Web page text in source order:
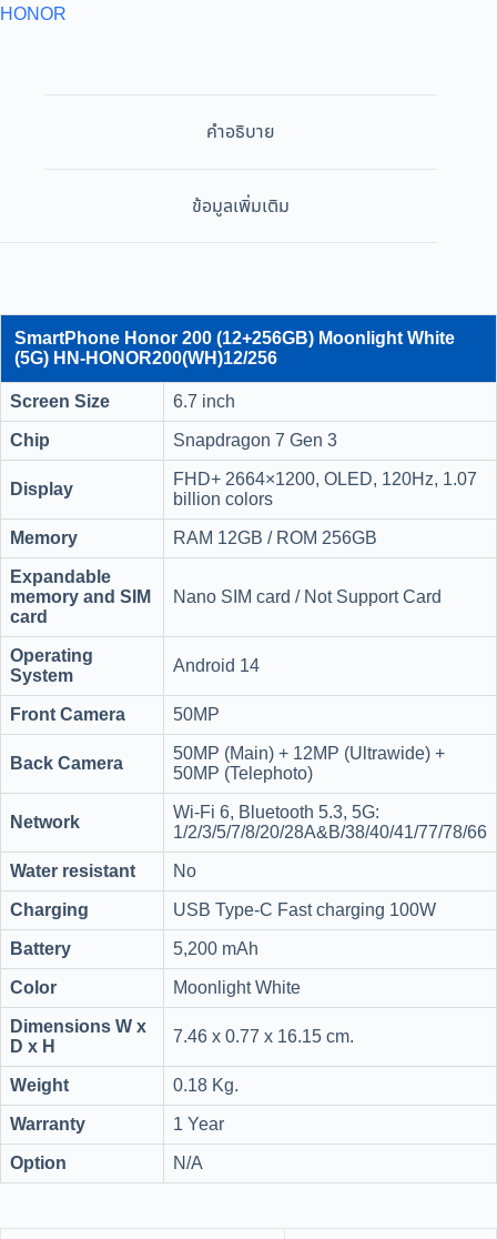
HONOR
คำอธิบาย
ข้อมูลเพิ่มเติม
SmartPhone Honor 200 (12+256GB) Moonlight White
(5G) HN-HONOR200(WH)12/256
Screen Size 6.7 inch
Chip Snapdragon 7 Gen 3
Display
FHD+ 2664×1200, OLED, 120Hz, 1.07
billion colors
Memory RAM 12GB / ROM 256GB
Expandable
memory and SIM
card
Nano SIM card / Not Support Card
Operating
System
Android 14
Front Camera 50MP
Back Camera
50MP (Main) + 12MP (Ultrawide) +
50MP (Telephoto)
Network
Wi-Fi 6, Bluetooth 5.3, 5G:
1/2/3/5/7/8/20/28A&B/38/40/41/77/78/66
Water resistant No
Charging USB Type-C Fast charging 100W
Battery 5,200 mAh
Color Moonlight White
Dimensions W x
D x H
7.46 x 0.77 x 16.15 cm.
Weight 0.18 Kg.
Warranty 1 Year
Option N/A